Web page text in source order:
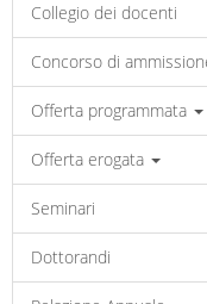
Collegio dei docenti
Concorso di
Offerta programmata
Offerta erogata
Seminari
Dottorandi